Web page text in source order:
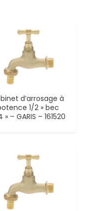
d’arrosage à
1/2 » bec
» – GARIS – 161520